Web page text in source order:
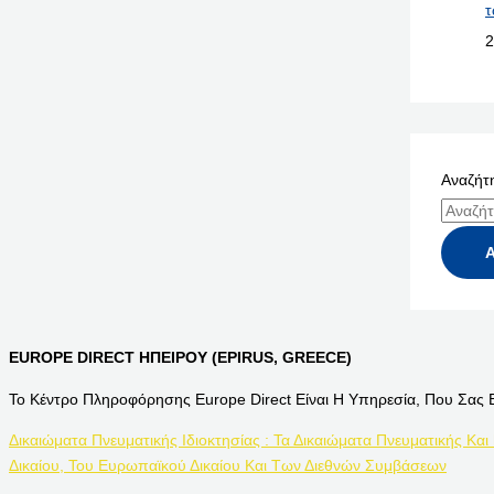
EUROPE DIRECT ΗΠΕΙΡΟΥ (EPIRUS, GREECE)
Το Κέντρο Πληροφόρησης Europe Direct Είναι Η Υπηρεσία, Που Σας
Δικαιώματα Πνευματικής Ιδιοκτησίας : Τα Δικαιώματα Πνευματικής
Δικαίου, Του Ευρωπαϊκού Δικαίου Και Των Διεθνών Συμβάσεων